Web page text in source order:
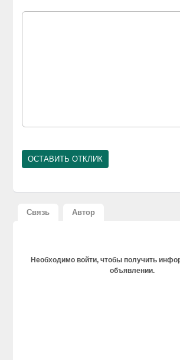
Связь Автор
Необходимо войти, чтобы получить
объявлении.